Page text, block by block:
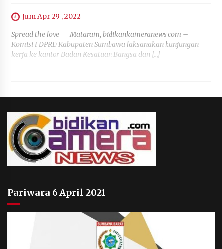
Jum Apr 29 , 2022
Spread the love Mataram, bidikankameranews.com –
Komisi I DPRD Kabupaten Sumbawa laksanakan kunjungan
kerja ke kantor Badan Kesatuan Bangsa dan […]
Pariwara 6 April 2021